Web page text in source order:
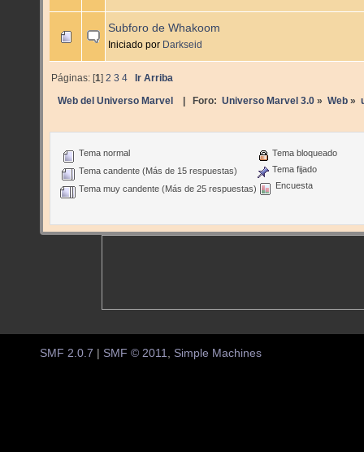
Subforo de Whakoom
Iniciado por Darkseid
Páginas: [1]2 3 4 Ir Arriba
Web del Universo Marvel | Foro: Universo Marvel 3.0» Web»
Tema normal
Tema candente (Más de 15 respuestas)
Tema muy candente (Más de 25 respuestas)
Tema bloqueado
Tema fijado
Encuesta
SMF 2.0.7 SMF © 2011 Simple Machines